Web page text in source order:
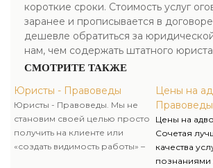
короткие сроки. Стоимость услуг
заранее и прописывается в
дешевле обратиться за
нам, чем содержать штатного
СМОТРИТЕ ТАКЖЕ
Юристы - Правоведы
Юристы - Правоведы. Мы не
становим своей целью просто
получить на клиенте или
«создать видимость работы» –
Цены на
Правоведы
Цены на
Сочетая
качества